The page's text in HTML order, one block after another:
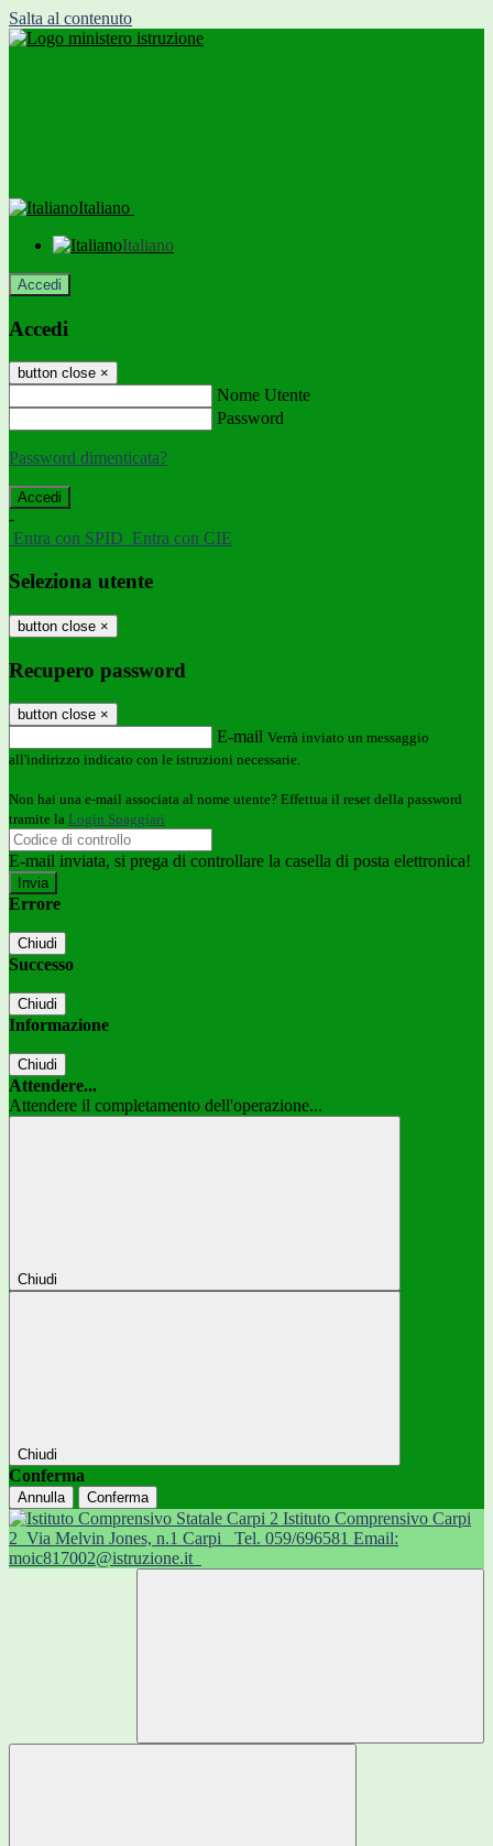
Salta al contenuto
Italiano
Italiano
Accedi
Accedi
button close ×
Nome Utente
Password
Password dimenticata?
-
Entra con SPID Entra con CIE
Seleziona utente
button close ×
Recupero password
button close ×
E-mail Verrà inviato un messaggio
all'indirizzo indicato con le istruzioni necessarie.
Non hai una e-mail associata al nome utente? Effettua il reset della password
tramite la Login Spaggiari
E-mail inviata, si prega di controllare la casella di posta elettronica!
Errore
Chiudi
Successo
Chiudi
Informazione
Chiudi
Attendere...
Attendere il completamento dell'operazione...
Chiudi
Chiudi
Conferma
Annulla Conferma
Istituto Comprensivo Carpi
2 Via Melvin Jones, n.1 Carpi
Tel. 059/696581 Email:
moic817002@istruzione.it